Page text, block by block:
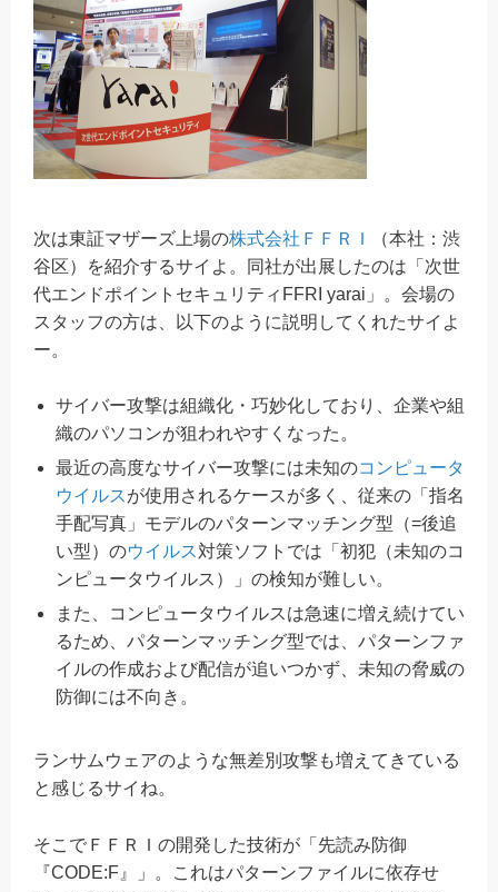
次は東証マザーズ上場の株式会社ＦＦＲＩ
（本社：渋
谷区）を紹介するサイよ。同社が出展したのは「次世
代エンドポイントセキュリティFFRI yarai」。会場の
スタッフの方は、以下のように説明してくれたサイよ
ー。
サイバー攻撃は組織化・巧妙化しており、企業や組
織のパソコンが狙われやすくなった。
最近の高度なサイバー攻撃には未知のコンピュータ
ウイルスが使用されるケースが多く、従来の「指名
手配写真」モデルのパターンマッチング型（=後追
い型）のウイルス対策ソフトでは「初犯（未知のコ
ンピュータウイルス）」の検知が難しい。
また、コンピュータウイルスは急速に増え続けてい
るため、パターンマッチング型では、パターンファ
イルの作成および配信が追いつかず、未知の脅威の
防御には不向き。
ランサムウェアのような無差別攻撃も増えてきている
と感じるサイね。
そこでＦＦＲＩの開発した技術が「先読み防御
『CODE:F』」。これはパターンファイルに依存せ